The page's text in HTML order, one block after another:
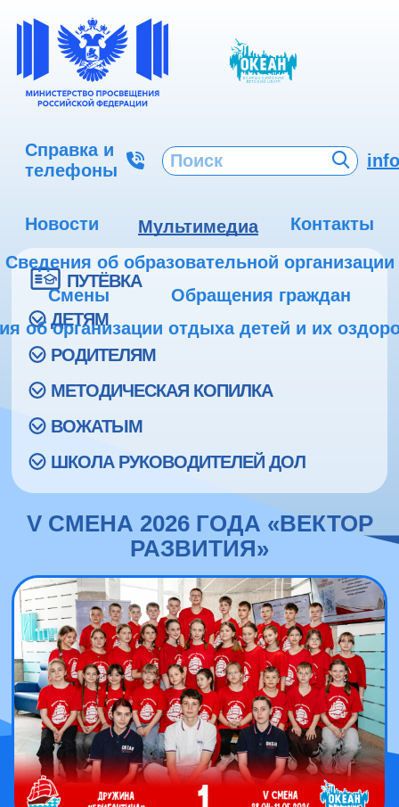
Справка и
телефоны
Новости Мультимедиа
Контакты
Сведения об образовательной организации
Смены
Обращения граждан
об организации отдыха детей и их
ПУТЁВКА
ДЕТЯМ
РОДИТЕЛЯМ
МЕТОДИЧЕСКАЯ КОПИЛКА
ВОЖАТЫМ
ШКОЛА РУКОВОДИТЕЛЕЙ ДОЛ
V СМЕНА 2026 ГОДА «ВЕКТОР
РАЗВИТИЯ»